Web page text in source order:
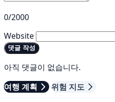
0/2000
Website
댓글 작성
아직 댓글이 없습니다.
여행 계획
위험 지도